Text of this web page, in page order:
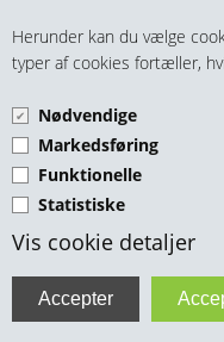
Herunder kan du vælge
typer af cookies fortæller,
Nødvendige
Markedsføring
Funktionelle
Statistiske
Vis cookie detaljer
HANER & VENTILER
SLANGER, KOBLINGER
RØR & TILBEHØR
TEKNIK & AUTOMATIK
VA FITTINGS & VENTILER
PIPE
Pipe Vinkel 45gr. 3/